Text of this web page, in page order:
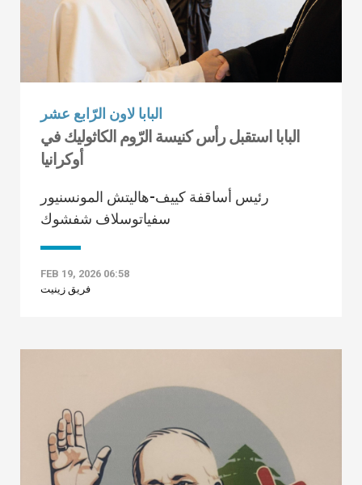
البابا لاون الرّابع عشر
البابا استقبل رأس كنيسة الرّوم الكاثوليك في
أوكرانيا
رئيس أساقفة كييف-هاليتش المونسنيور
سفياتوسلاف شفشوك
FEB 19, 2026 06:58
فريق زينيت